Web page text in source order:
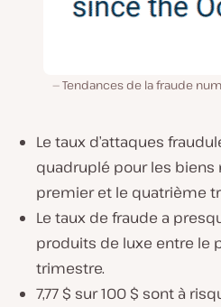
Tendances de la fraude
Le taux d’attaques
quadruplé pour les
premier et le quatrième
Le taux de fraude a
produits de luxe entre le
trimestre.
7,77 $ sur 100 $ sont à